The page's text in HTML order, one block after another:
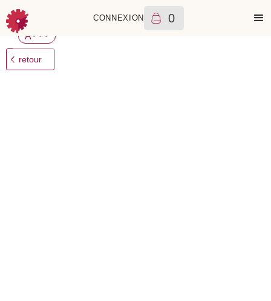
CONNEXION 0
Baume & MercierClifton 10593 4240
A+++
retour